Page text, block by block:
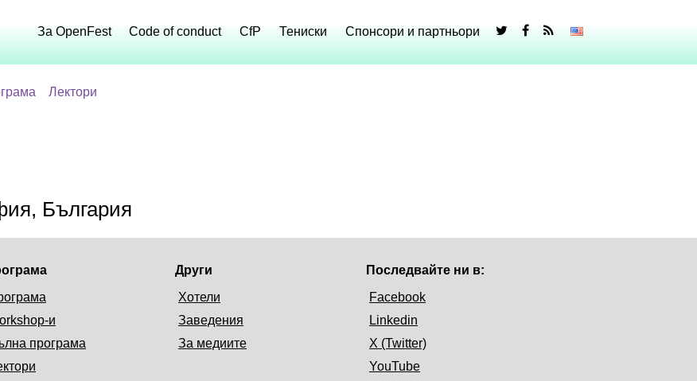
За OpenFest Code of conduct CfP Тениски Спонсори и партньори
Лектори
България
и
програма
Други
Хотели
Заведения
За медиите
Последвайте ни в:
Facebook
Linkedin
X (Twitter)
YouTube